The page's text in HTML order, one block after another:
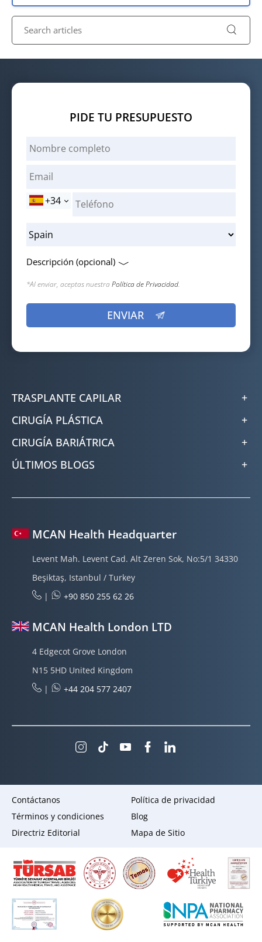
PIDE TU PRESUPUESTO
+34
Descripción (opcional)
*Al enviar, aceptas nuestraPolítica de Privacidad.
TRASPLANTE CAPILAR
CIRUGÍA PLÁSTICA
CIRUGÍA BARIÁTRICA
ÚLTIMOS BLOGS
MCAN Health Headquarter
Levent Mah. Levent Cad. Alt Zeren Sok, No:5/1 34330
Beşiktaş, Istanbul / Turkey
|
+90 850 255 62 26
MCAN Health London LTD
4 Edgecot Grove London
N15 5HD United Kingdom
|
+44 204 577 2407
Contáctanos
Política de privacidad
Términos y condiciones
Blog
Directriz Editorial
Mapa de Sitio